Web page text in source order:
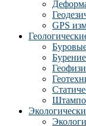
GPS